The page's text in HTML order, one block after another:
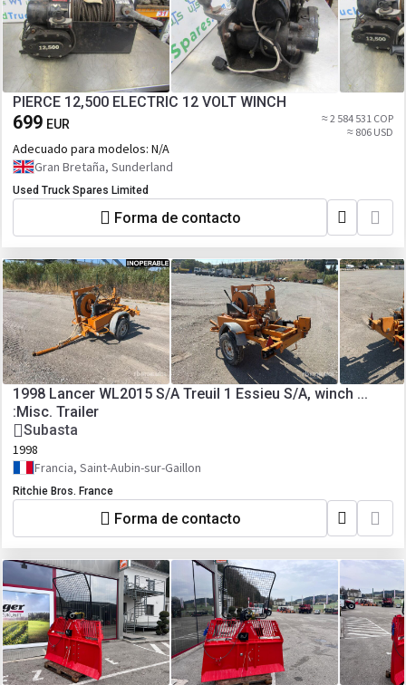
PIERCE 12,500 ELECTRIC 12 VOLT WINCH
699 EUR
≈ 2 584 531 COP
≈ 806 USD
Adecuado para modelos: N/A
Gran Bretaña, Sunderland
Used Truck Spares Limited
Forma de contacto
1998 Lancer WL2015 S/A Treuil 1 Essieu S/A, winch ...
:Misc. Trailer
Subasta
1998
Francia, Saint-Aubin-sur-Gaillon
Ritchie Bros. France
Forma de contacto